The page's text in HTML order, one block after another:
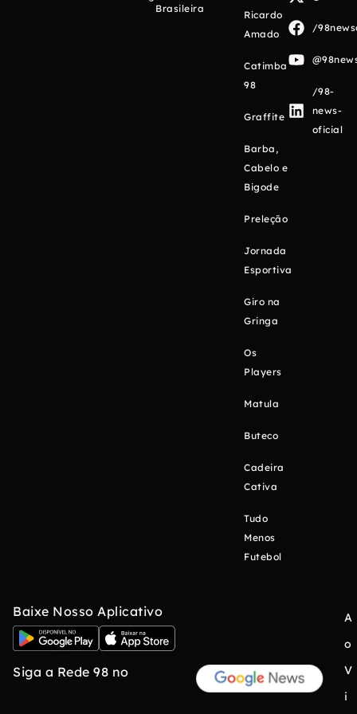
Brasileira
Ricardo
Amado
Catimba
98
Graffite
Barba,
Cabelo e
Bigode
Preleção
Jornada
Esportiva
Giro na
Gringa
Os
Players
Matula
Buteco
Cadeira
Cativa
Tudo
Menos
Futebol
/
/98-
news-
oficial
Baixe Nosso Aplicativo
Siga a Rede 98 no
A
o
V
i